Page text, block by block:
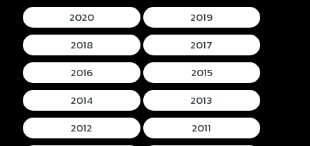
2020
2019
2018
2017
2016
2015
2014
2013
2012
2011